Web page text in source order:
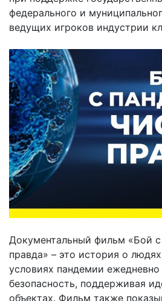
федерального и
ведущих игроков индустрии
Документальный фильм «Бой
правда» – это история о
условиях пандемии ежедневно
безопасность, поддерживая
объектах. Фильм также